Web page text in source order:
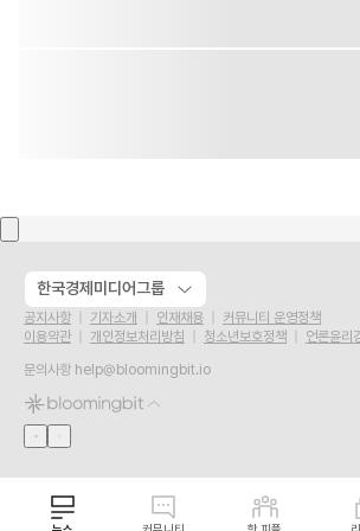
한국경제미디어그룹
공지사항 기자소개 인재채용
커뮤니티 운영정책
이용약관
개인정보처리방침 청소년보호정책
언론윤리
문의사항 help@bloomingbit.io
뉴스 커뮤니티 핫 피플